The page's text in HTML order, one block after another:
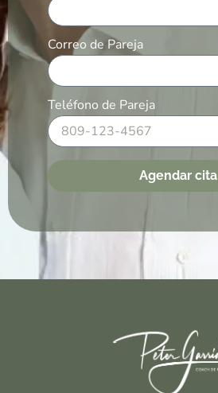
Correo de Pareja
Teléfono de Pareja
Agendar cita